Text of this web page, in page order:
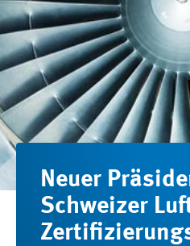
Neuer
Schweizer